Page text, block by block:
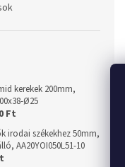
kerekek 200mm,
Ø25
Ft
irodai székekhez 50mm,
AA20YOI050L51-10